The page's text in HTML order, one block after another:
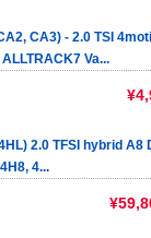
CA3) - 2.0 TSI
Va...
2.0 TFSI hybrid A8
4...